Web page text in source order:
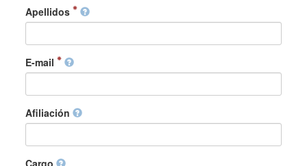
Apellidos
E-mail
Afiliación
Cargo